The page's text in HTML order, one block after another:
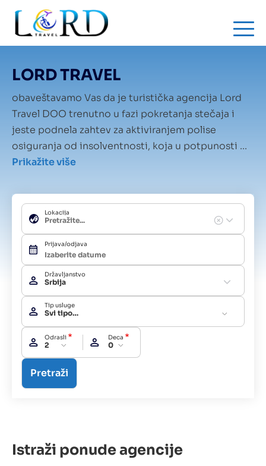
main
content
LORD TRAVEL
obaveštavamo Vas da je turistička agencija Lord
Travel DOO trenutno u fazi pokretanja stečaja i
jeste podnela zahtev za aktiviranjem polise
osiguranja od insolventnosti, koja u potpunosti ...
Prikažite više
Lokacija
Prijava/odjava
Državljanstvo
Srbija
Tip usluge
Svi tipovi usluga
Odrasli
2
Deca
0
Istraži ponude agencije